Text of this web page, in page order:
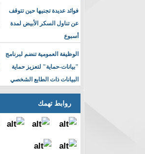
فوائد عديدة تجنيها حين تتوقف
عن تناول السكر الأبيض لمدة
أسبوع
الوظيفة العمومية تنضم لبرنامج
"بيانات-حماية" لتعزيز حماية
البيانات ذات الطابع الشخصي
روابط تهمك